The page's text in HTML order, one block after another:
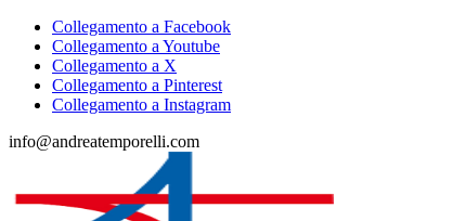
Collegamento a Facebook
Collegamento a Youtube
Collegamento a X
Collegamento a Pinterest
Collegamento a Instagram
info@andreatemporelli.com